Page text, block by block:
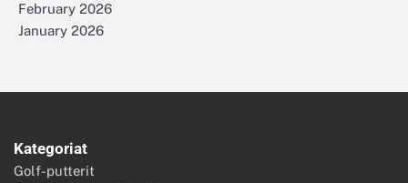
February 2026
January 2026
Kategoriat
Golf-putterit